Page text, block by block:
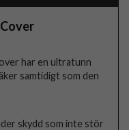
har en ultratunn
samtidigt som den
skydd som inte stör